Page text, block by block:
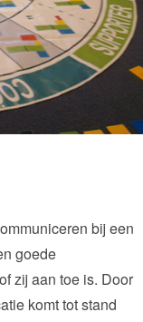
bij een
goede
zij aan toe is. Door
komt tot stand